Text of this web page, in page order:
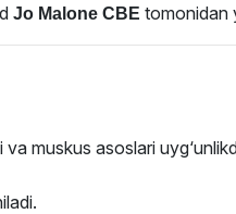
Jo Malone CBE tomonidan
muskus asoslari